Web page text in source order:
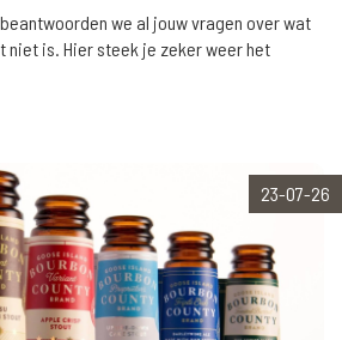
we al jouw vragen over wat
niet is. Hier steek je zeker weer het
23-07-26